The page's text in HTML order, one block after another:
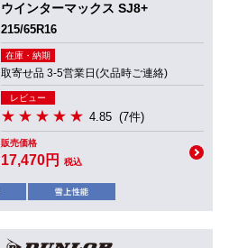
ウインターマックス SJ8+
215/65R16
在庫・納期
取寄せ品 3-5営業日(欠品時ご連絡)
レビュー
4.85 (7件)
販売価格
17,470円 税込